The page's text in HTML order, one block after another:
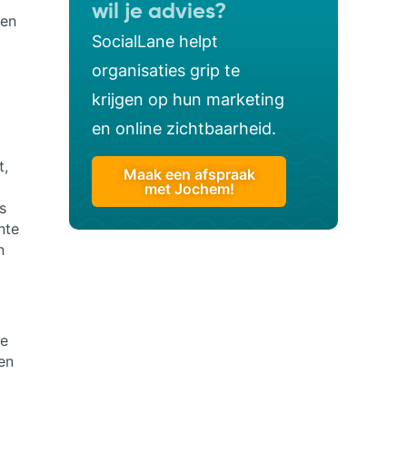
wil je advies?
SocialLane helpt
organisaties grip te
krijgen op hun marketing
en online zichtbaarheid.
Maak een afspraak
met Jochem!